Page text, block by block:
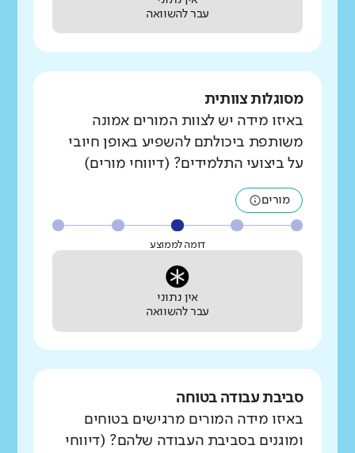
עבר להשוואה
מסוגלות צוותית
באיזו מידה יש לצוות המורים אמונה
משותפת ביכולתם להשפיע באופן חיובי
על ביצועי התלמידים? (דיווחי מורים)
מורים
דומה לממוצע
אין נתוני
עבר להשוואה
סביבת עבודה בטוחה
באיזו מידה המורים מרגישים בטוחים
ומוגנים בסביבת העבודה שלהם? (דיווחי